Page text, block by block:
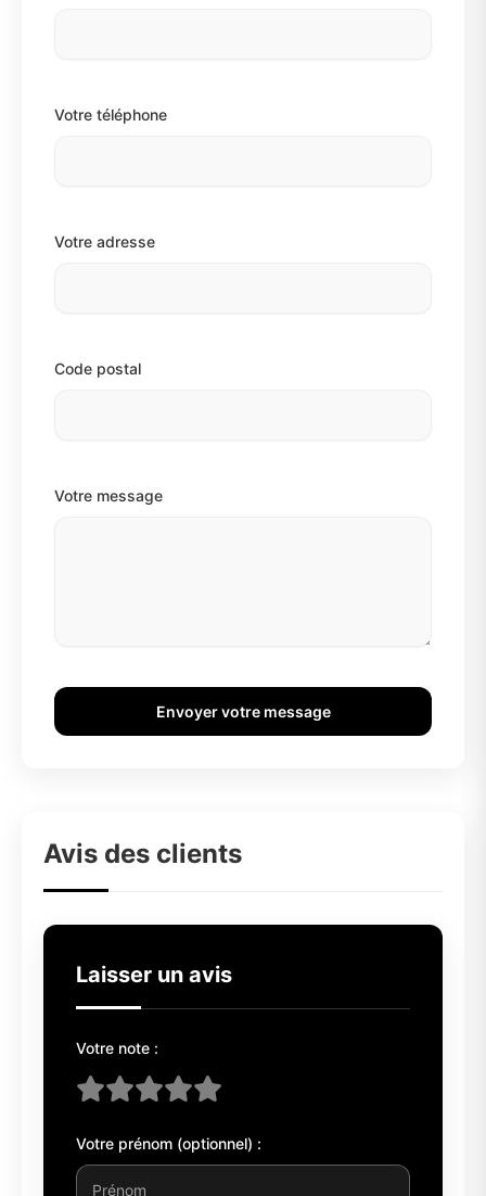
Votre téléphone
Votre adresse
Code postal
Votre message
Envoyer votre message
Avis des clients
Laisser un avis
Votre note :
Votre prénom (optionnel) :